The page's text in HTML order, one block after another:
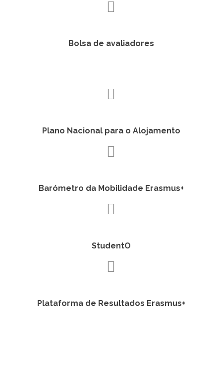
Bolsa de avaliadores
Plano Nacional para o Alojamento
Barómetro da Mobilidade Erasmus+
StudentO
Plataforma de Resultados Erasmus+